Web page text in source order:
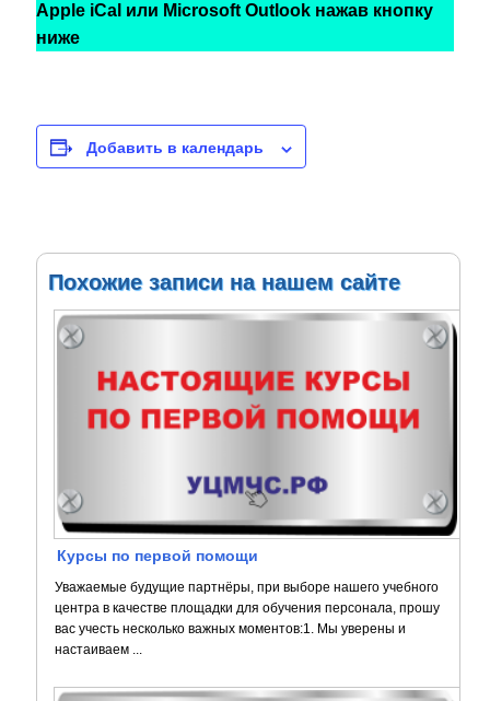
Apple iCal или Microsoft Outlook нажав кнопку
ниже
Добавить в календарь
Похожие записи на нашем сайте
Курсы по первой помощи
Уважаемые будущие партнёры, при выборе нашего учебного
центра в качестве площадки для обучения персонала, прошу
вас учесть несколько важных моментов:1. Мы уверены и
настаиваем ...